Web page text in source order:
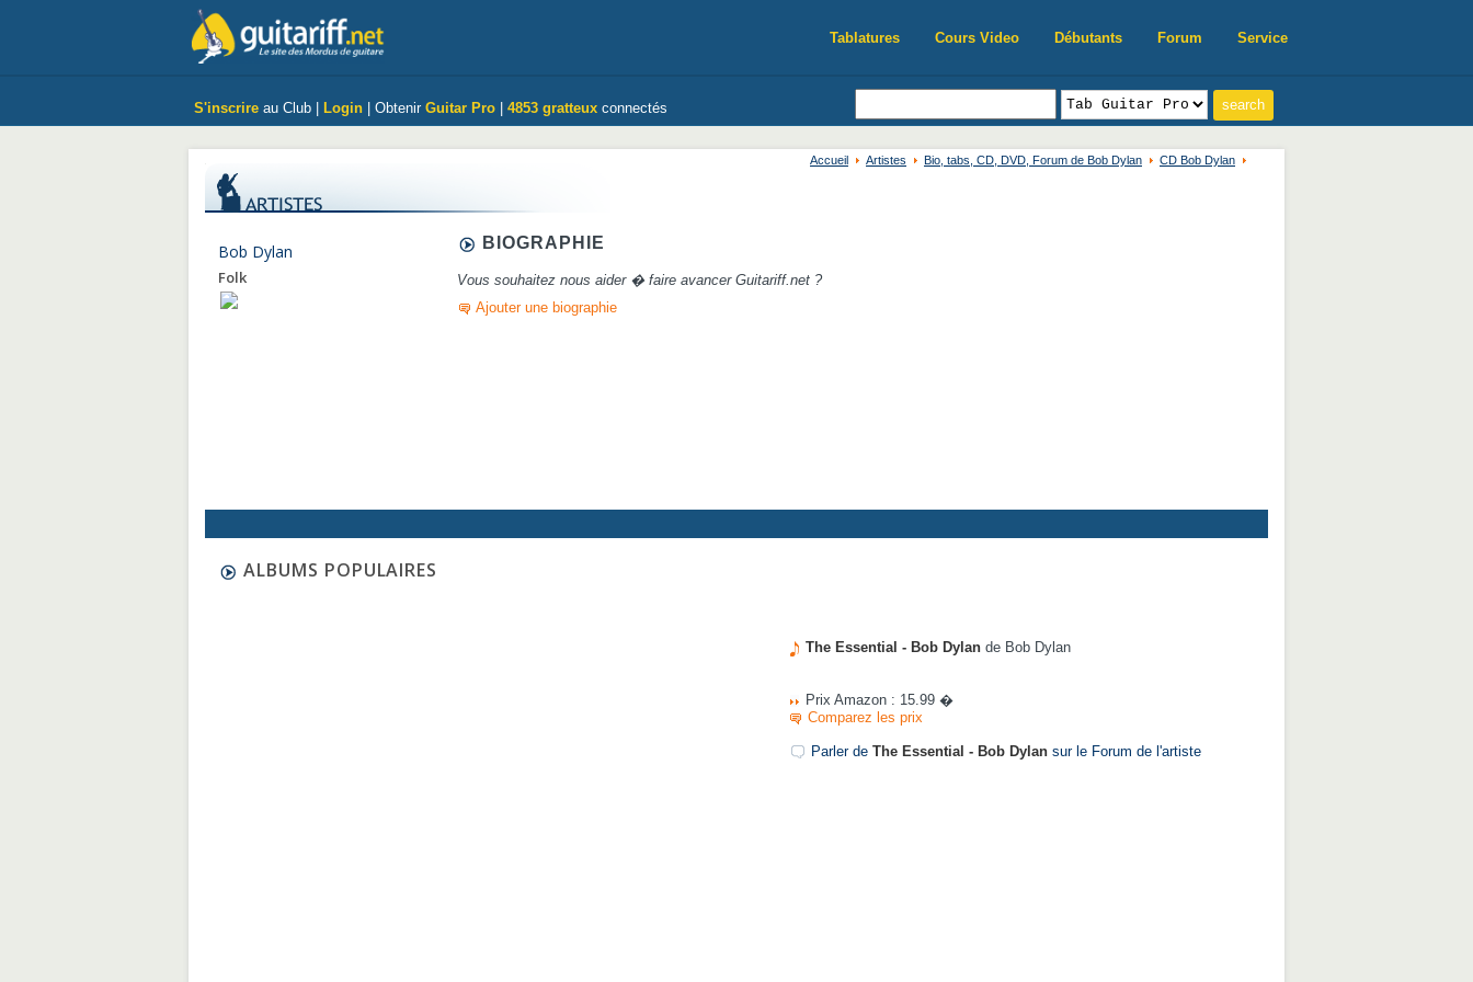
Tablatures Cours Video Débutants Forum Service
S'inscrire au Club | Login | Obtenir Guitar Pro 4853 gratteux connectés
Accueil Artistes Bio, tabs, CD, DVD, Forum de Bob Dylan CD Bob Dylan
Bob Dylan
Folk
BIOGRAPHIE
Vous souhaitez nous aider � faire avancer Guitariff.net ?
Ajouter une biographie
ALBUMS POPULAIRES
The Essential - Bob Dylan de Bob Dylan
Prix Amazon : 15.99 �
Comparez les prix
Parler de The Essential - Bob Dylan sur le Forum de l'artiste